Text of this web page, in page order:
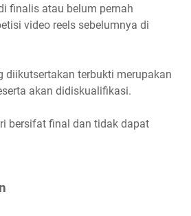
finalis atau belum pernah
video reels sebelumnya di
diikutsertakan terbukti merupakan
akan didiskualifikasi.
bersifat final dan tidak dapat